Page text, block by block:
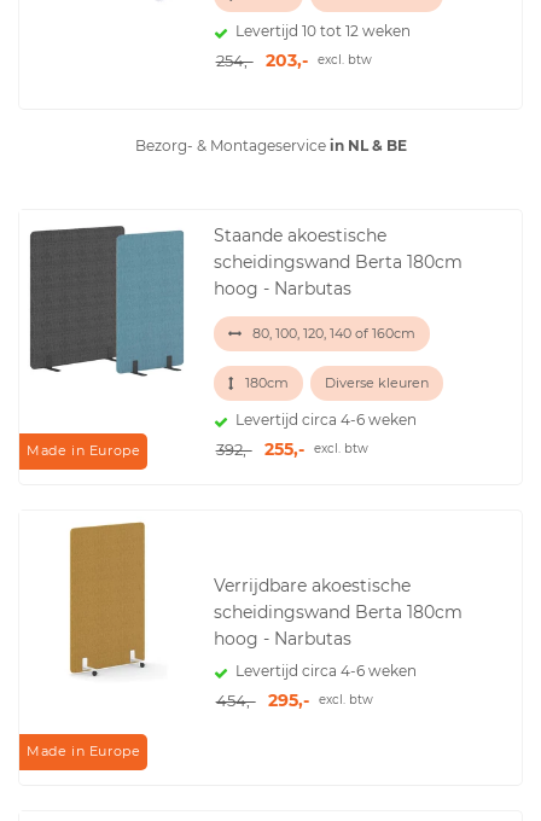
Levertijd 10 tot 12 weken
254,- 203,- excl. btw
Bezorg- & Montageservicein NL & BE
Made in Europe
Staande akoestische
scheidingswand Berta 180cm
hoog - Narbutas
80, 100, 120, 140 of 160cm
180cm Diverse kleuren
Levertijd circa 4-6 weken
392,- 255,- excl. btw
Made in Europe
Verrijdbare akoestische
scheidingswand Berta 180cm
hoog - Narbutas
Levertijd circa 4-6 weken
454,- 295,- excl. btw